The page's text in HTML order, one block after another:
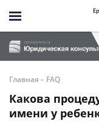
Главная - FAQ
Какова
имени у